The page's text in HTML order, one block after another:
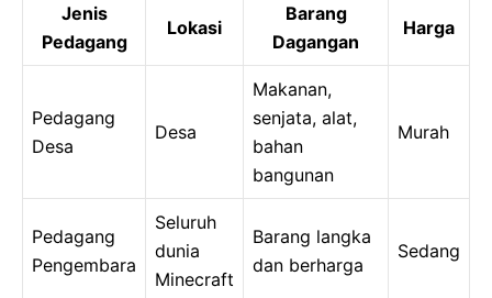
Jenis
Pedagang
Lokasi
Barang
Dagangan
Harga
Pedagang
Desa
Desa
Makanan,
senjata, alat,
bahan
bangunan
Murah
Pedagang
Pengembara
Seluruh
dunia
Minecraft
Barang langka
dan berharga
Sedang